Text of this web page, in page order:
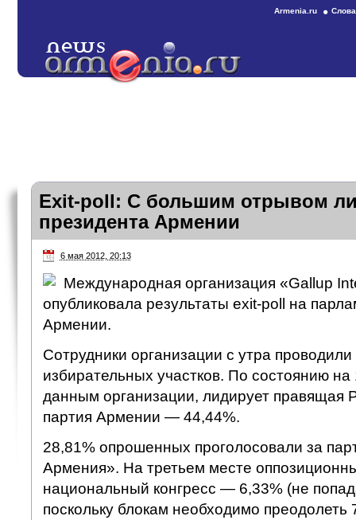
Armenia.ru
Exit-poll: С большим отрывом
президента Армении
6 мая 2012, 20:13
Международная организация «Gallup
опубликовала результаты exit-poll на
Армении.
Сотрудники организации с утра
избирательных участков. По состоянию на
данным организации, лидирует правящая
партия Армении — 44,44%.
28,81% опрошенных проголосовали за
Армения». На третьем месте
национальный конгресс — 6,33% (не
поскольку блокам необходимо преодолеть